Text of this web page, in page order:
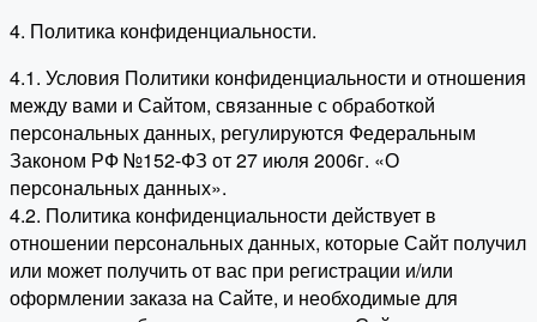
4. Политика конфиденциальности.
4.1. Условия Политики конфиденциальности и отношения
между вами и Сайтом, связанные с обработкой
персональных данных, регулируются Федеральным
Законом РФ №152-ФЗ от 27 июля 2006г. «О
персональных данных».
4.2. Политика конфиденциальности действует в
отношении персональных данных, которые Сайт получил
или может получить от вас при регистрации и/или
оформлении заказа на Сайте, и необходимые для